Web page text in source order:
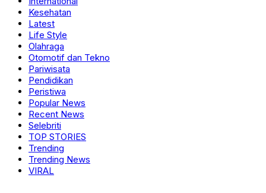
Kesehatan
Latest
Life Style
Olahraga
Otomotif dan Tekno
Pariwisata
Pendidikan
Peristiwa
Popular News
Recent News
Selebriti
TOP STORIES
Trending
Trending News
VIRAL